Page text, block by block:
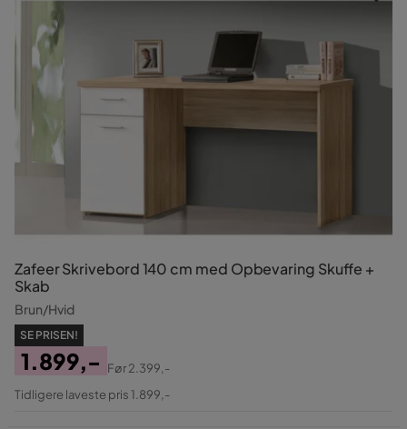
Zafeer Skrivebord 140 cm med Opbevaring Skuffe +
Skab
Brun/Hvid
SE PRISEN!
Pris
1.899,-
Original
Før2.399,-
Tidligere laveste pris 1.899,-